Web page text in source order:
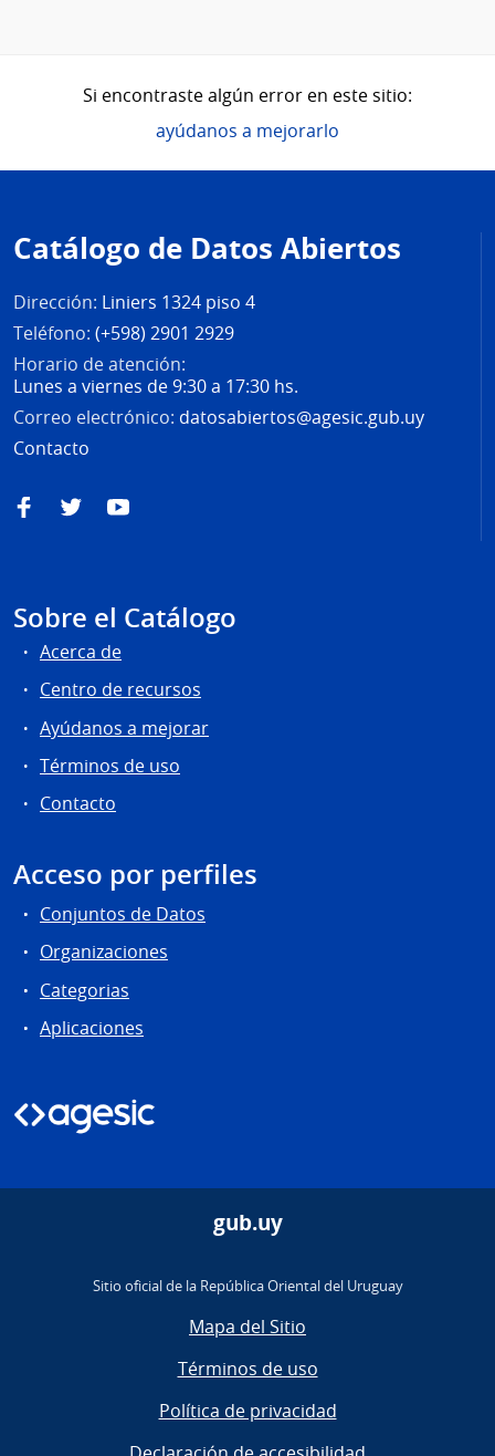
Si encontraste algún error en este sitio:
ayúdanos a mejorarlo
de
página
Catálogo de Datos Abiertos
Dirección: Liniers 1324 piso 4
Teléfono: (+598) 2901 2929
Horario de atención:
Lunes a viernes de 9:30 a 17:30 hs.
Correo electrónico: datosabiertos@agesic.gub.uy
Contacto
FacebookTwitterYouTube
Sobre el Catálogo
Acerca de
Centro de recursos
Ayúdanos a mejorar
Términos de uso
Contacto
Acceso por perfiles
Conjuntos de Datos
Organizaciones
Categorias
Aplicaciones
gub.uy
Sitio oficial de la República Oriental del Uruguay
Mapa del Sitio
Términos de uso
Política de privacidad